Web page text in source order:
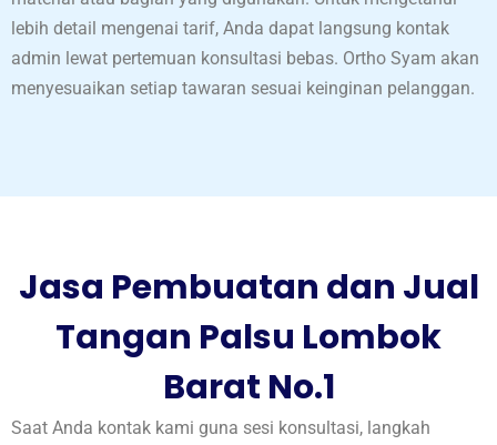
lebih detail mengenai tarif, Anda dapat langsung kontak
admin lewat pertemuan konsultasi bebas. Ortho Syam akan
menyesuaikan setiap tawaran sesuai keinginan pelanggan.
Jasa Pembuatan dan Jual
Tangan Palsu Lombok
Barat No.1
Saat Anda kontak kami guna sesi konsultasi, langkah